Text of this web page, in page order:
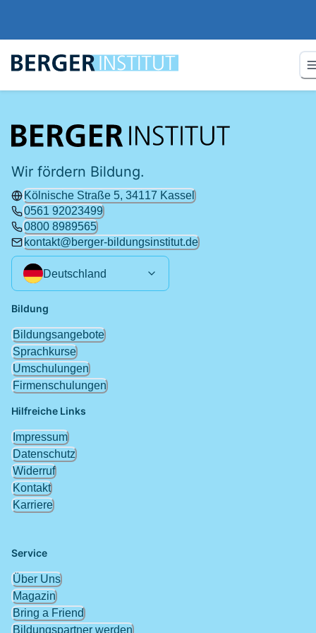
Wir fördern Bildung.
Kölnische Straße 5, 34117 Kassel
0561 92023499
0800 8989565
kontakt@berger-bildungsinstitut.de
Deutschland
Hilfreiche Links
Impressum
Datenschutz
Widerruf
Kontakt
Karriere
Service
Über Uns
Magazin
Bring a Friend
Bildungspartner werden
Bildung
Bildungsangebote
Sprachkurse
Umschulungen
Firmenschulungen